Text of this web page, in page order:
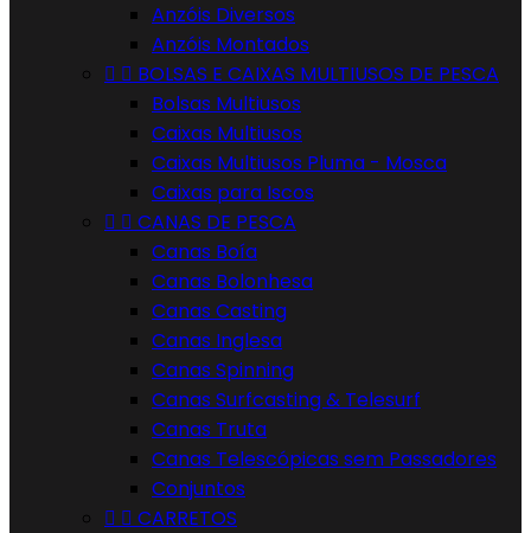
Anzóis Diversos
Anzóis Montados
  BOLSAS E CAIXAS MULTIUSOS DE PESCA
Bolsas Multiusos
Caixas Multiusos
Caixas Multiusos Pluma - Mosca
Caixas para Iscos
  CANAS DE PESCA
Canas Boía
Canas Bolonhesa
Canas Casting
Canas Inglesa
Canas Spinning
Canas Surfcasting & Telesurf
Canas Truta
Canas Telescópicas sem Passadores
Conjuntos
  CARRETOS